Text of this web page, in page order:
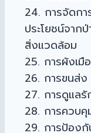
24. การจัดกา
ประโยชน์จาก
สิ่งแวดล้อม
25. การผังเมื
26. การขนส่ง
27. การดูแลรั
28. การควบคุ
29. การป้องกั